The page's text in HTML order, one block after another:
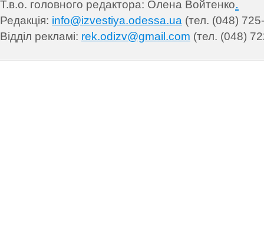
Т.в.о. головного редактора: Олена Войтенко.
Редакція: info@izvestiya.odessa.ua (тел. (048)
Відділ рекламі: rek.odizv@gmail.com (тел. (048)